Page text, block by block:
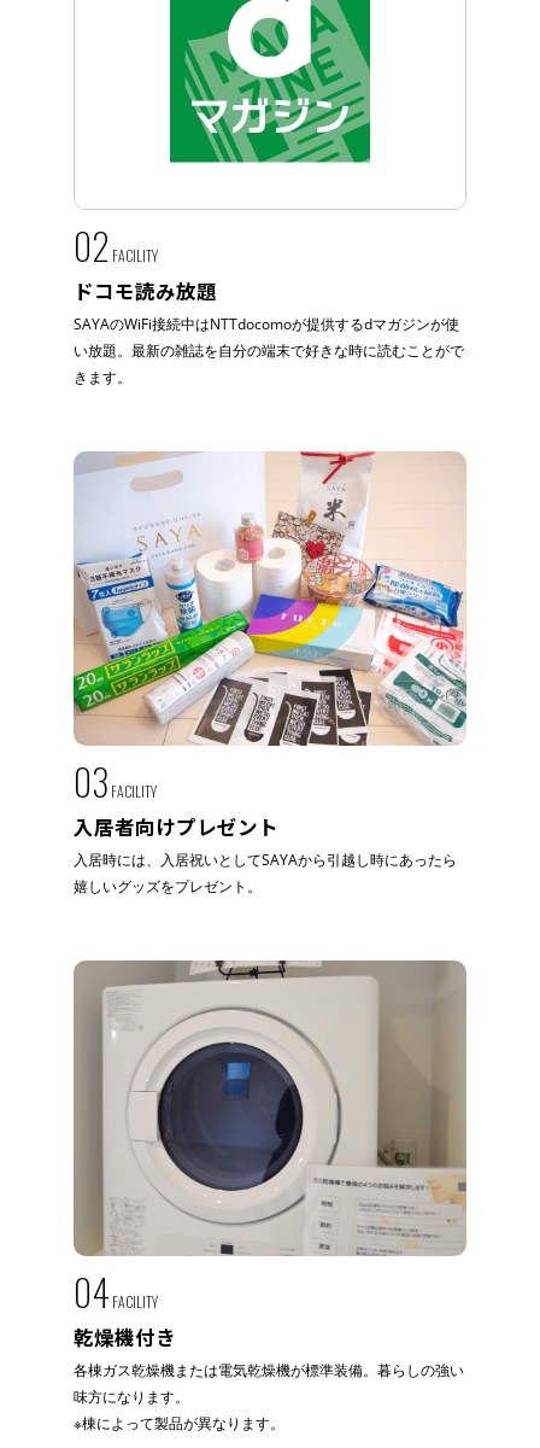
02 FACILITY
ドコモ読み放題
SAYAのWiFi接続中はNTTdocomoが提供するdマガジンが使
い放題。最新の雑誌を自分の端末で好きな時に読むことがで
きます。
03 FACILITY
入居者向けプレゼント
入居時には、入居祝いとしてSAYAから引越し時にあったら
嬉しいグッズをプレゼント。
04 FACILITY
乾燥機付き
各棟ガス乾燥機または電気乾燥機が標準装備。暮らしの強い
味方になります。
※棟によって製品が異なります。